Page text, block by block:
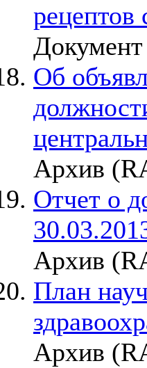
рецептов
Об
Архив
Отчет о
Архив
План
Архив